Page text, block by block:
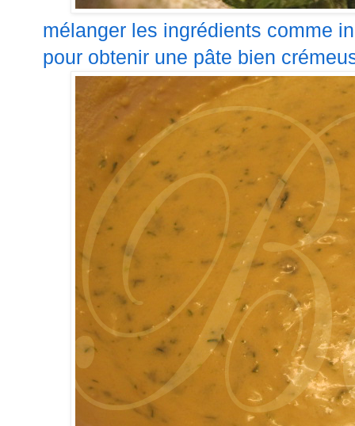
mélanger les ingrédients comme
pour obtenir une pâte bien